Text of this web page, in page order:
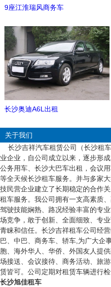
9座江淮瑞风商务车
长沙奥迪A6L出租
关于我们
长沙吉祥汽车租赁公司（长沙租
业企业，自公司成立以来，逐步形
公务用车、长沙大巴车出租，会议
等全天候长沙租车服务。并与多家
技民营企业建立了长期稳定的合作
租车服务。我公司拥有一支高素质
驾驶技能娴熟、路况经验丰富的专
场竞争，敢于创新、全面细致、专
青睐和信任。长沙吉祥租车公司经
巴、中巴、商务车、轿车,为广大企
胞、海外华人、华侨、外国友人提
场接送、会议接待、商务活动、旅
赁皆可。公司定期对租赁车辆进行
长沙旭佳租车